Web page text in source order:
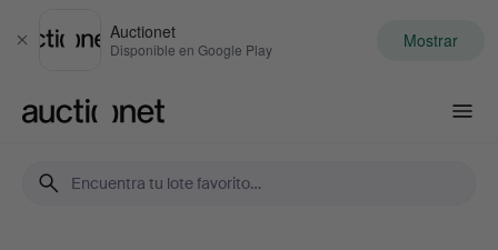
Cerrar
Auctionet
Disponible en Google Play Mostrar